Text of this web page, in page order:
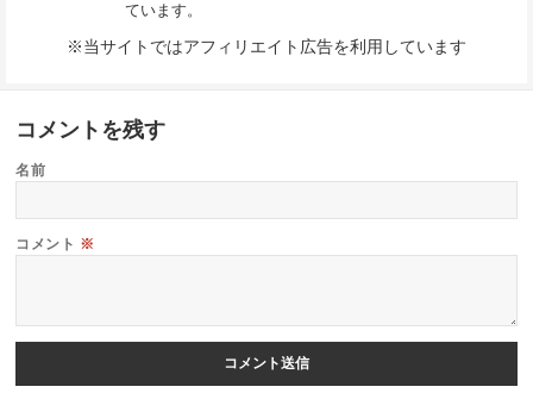
ています。
※当サイトではアフィリエイト広告を利用しています
コメントを残す
名前
コメント ※